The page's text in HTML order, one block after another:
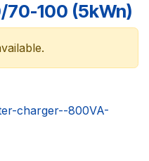
100 (5kWn)
charger--800VA-